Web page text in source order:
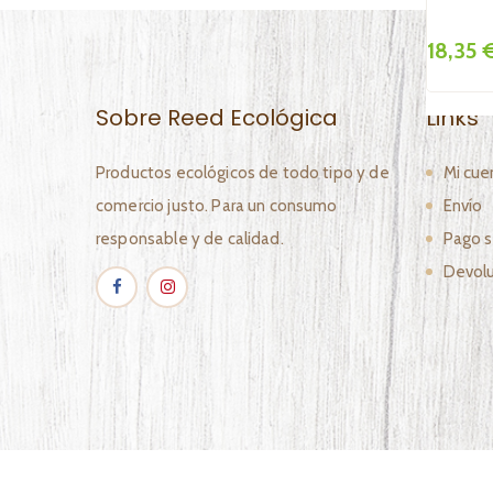
18,35
Sobre Reed Ecológica
Productos ecológicos de todo tipo y de
comercio justo. Para un consumo
responsable y de calidad.
Links
Mi
Envío
Pago